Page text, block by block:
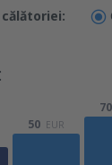
50 EUR
70